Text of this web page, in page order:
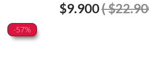
$9.900(
-57%